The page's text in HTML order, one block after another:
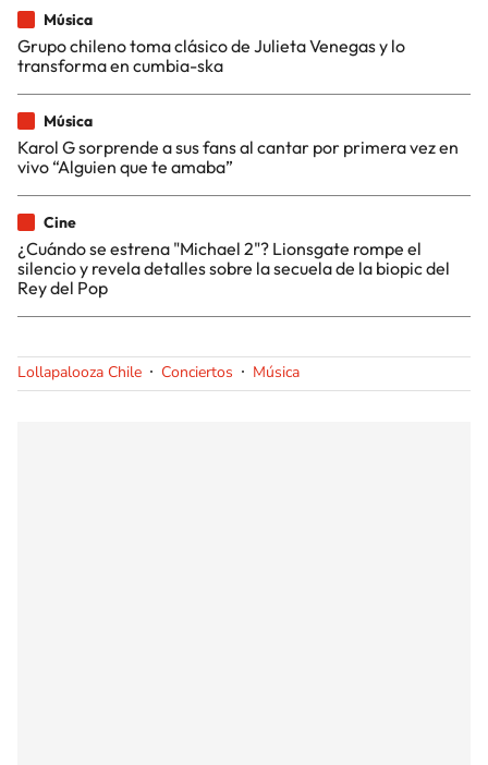
Música
Grupo chileno toma clásico de Julieta Venegas y lo
transforma en cumbia-ska
Música
Karol G sorprende a sus fans al cantar por primera vez en
vivo “Alguien que te amaba”
Cine
¿Cuándo se estrena "Michael 2"? Lionsgate rompe el
silencio y revela detalles sobre la secuela de la biopic del
Rey del Pop
Lollapalooza Chile Conciertos Música